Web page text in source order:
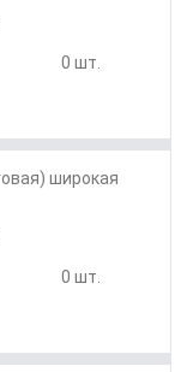
0 шт.
широкая
0 шт.